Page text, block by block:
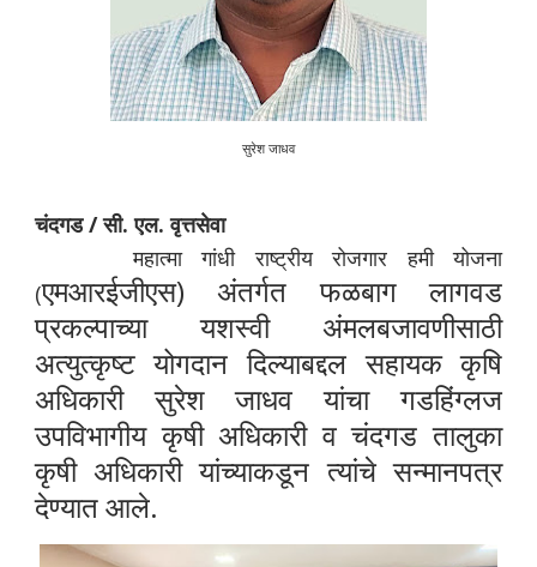
सुरेश जाधव
चंदगड / सी. एल. वृत्तसेवा
महात्मा गांधी राष्ट्रीय रोजगार हमी योजना
(एमआरईजीएस) अंतर्गत फळबाग लागवड
प्रकल्पाच्या यशस्वी अंमलबजावणीसाठी
अत्युत्कृष्ट योगदान दिल्याबद्दल सहायक कृषि
अधिकारी सुरेश जाधव यांचा गडहिंग्लज
उपविभागीय कृषी अधिकारी व चंदगड तालुका
कृषी अधिकारी यांच्याकडून त्यांचे सन्मानपत्र
देण्यात आले.